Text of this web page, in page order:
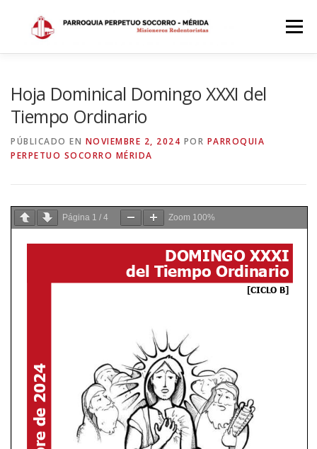
contenido
Menú
Hoja Dominical Domingo XXXI del
Tiempo Ordinario
PÚBLICADO EN NOVIEMBRE 2, 2024 POR PARROQUIA
PERPETUO SOCORRO MÉRIDA
Página 1 / 4 Zoom 100%